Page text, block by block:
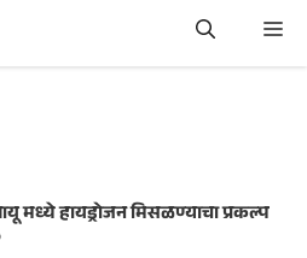
मध्ये हायड्रोजन मिसळण्याचा प्रकल्प